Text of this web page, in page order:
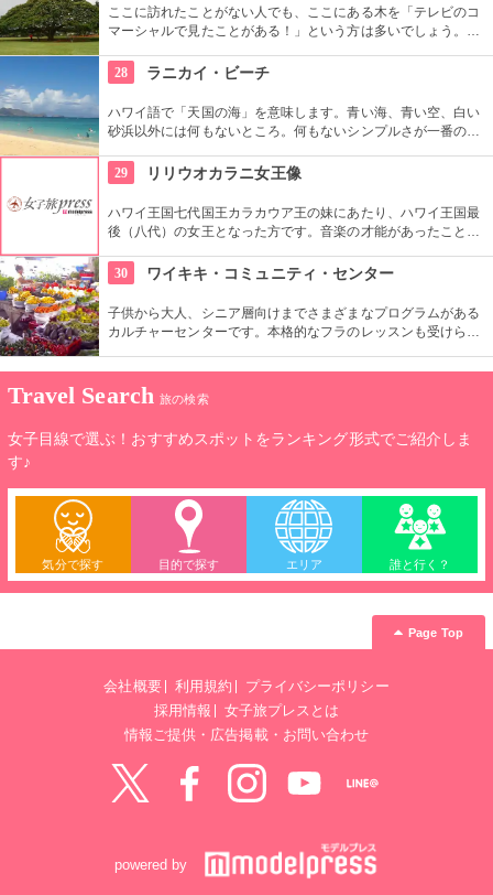
ここに訪れたことがない人でも、ここにある木を「テレビのコ
マーシャルで見たことがある！」という方は多いでしょう。日
樹』がここにあります。実物を見ると、感動しますよ！
28 ラニカイ・ビーチ
ハワイ語で「天国の海」を意味します。青い海、青い空、白い
砂浜以外には何もないところ。何もないシンプルさが一番の売
しまうような穴場です。住宅地から海へ抜ける小道も風情あり
ます。
29 リリウオカラニ女王像
ハワイ王国七代国王カラカウア王の妹にあたり、ハワイ王国最
後（八代）の女王となった方です。音楽の才能があったことで
いメロディーが親しまれていますね。
30 ワイキキ・コミュニティ・センター
子供から大人、シニア層向けまでさまざまなプログラムがある
カルチャーセンターです。本格的なフラのレッスンも受けられ
菜・果物が買える、週2回のファーマーズマーケットも好評で
Travel Search 旅の検索
女子目線で選ぶ！おすすめスポットをランキング形式でご紹介しま
す♪
気分で探す 目的で探す エリア 誰と行く？
Page Top
会社概要 利用規約
プライバシーポリシー
採用情報
女子旅プレスとは
情報ご提供・広告掲載・お問い合わせ
powered by